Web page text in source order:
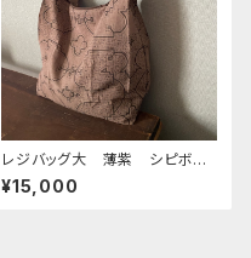
レジバッグ大 薄紫 シピボ族
の泥染め 38cm
¥15,000